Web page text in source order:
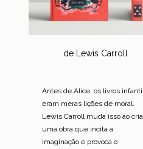
de Lewis Carroll
Antes de Alice, os livros
eram meras lições de moral.
Lewis Carroll muda isso ao
uma obra que incita a
imaginação e provoca o